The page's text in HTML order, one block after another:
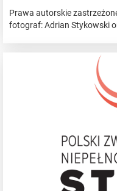
Prawa autorskie
fotograf: Adrian Stykowski